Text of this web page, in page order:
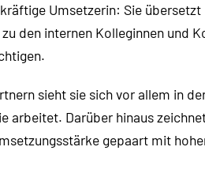
Umsetzerin: Sie
den internen Kolleginnen und
sieht sie sich vor allem in
arbeitet. Darüber hinaus
gepaart mit